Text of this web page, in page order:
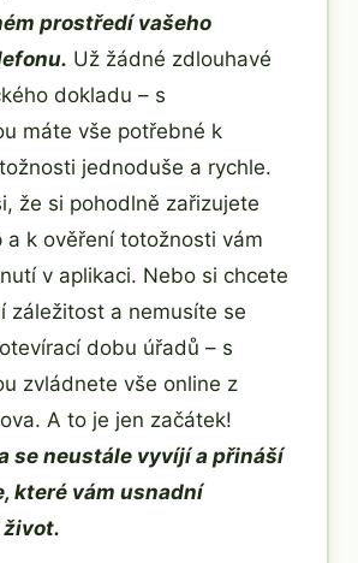
prostředí vašeho
Už žádné zdlouhavé
dokladu – s
máte vše potřebné k
jednoduše a rychle.
že si pohodlně zařizujete
a k ověření totožnosti vám
v aplikaci. Nebo si chcete
záležitost a nemusíte se
dobu úřadů – s
zvládnete vše online z
A to je jen začátek!
se neustále vyvíjí a přináší
které vám usnadní